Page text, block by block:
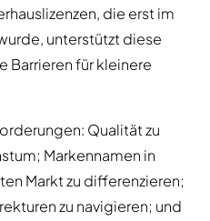
die erst im
unterstützt diese
Barrieren für kleinere
Qualität zu
Markennamen in
Markt zu differenzieren;
zu navigieren; und